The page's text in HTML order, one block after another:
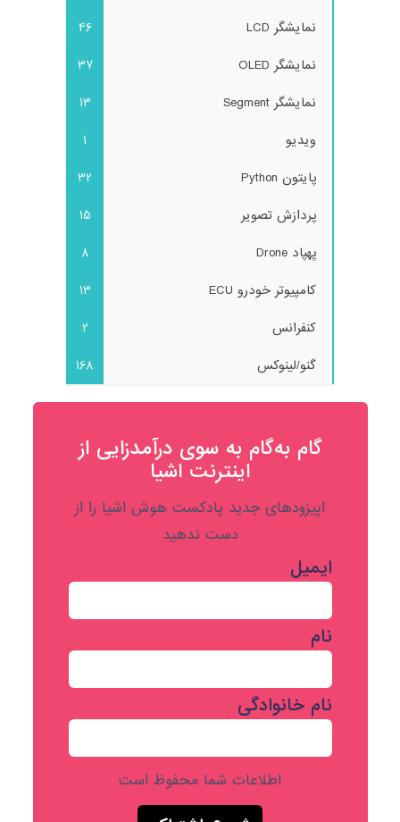
نمایشگر LCD
46
نمایشگر OLED
37
نمایشگر Segment
13
ویدیو
1
پایتون Python
32
پردازش تصویر
15
پهپاد Drone
8
کامپیوتر خودرو ECU
13
کنفرانس
2
گنو/لینوکس
168
گام به‌گام به‌ سوی درآمدزایی از
اینترنت اشیا
اپیزودهای جدید پادکست هوش اشیا را از
دست ندهید
ایمیل
نام
نام خانوادگی
اطلاعات شما محفوظ است